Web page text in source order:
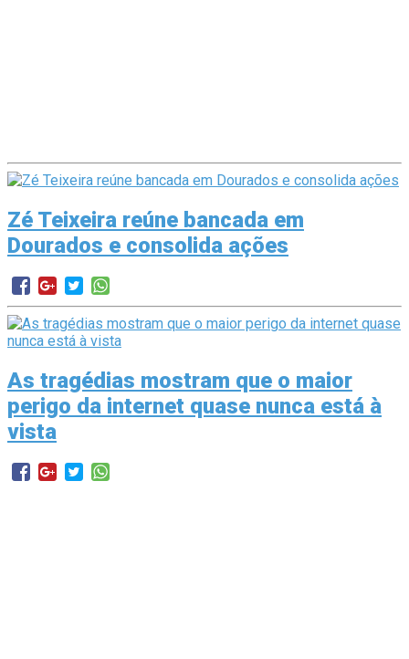
Zé Teixeira reúne bancada em
Dourados e consolida ações
As tragédias mostram que o maior
perigo da internet quase nunca está à
vista